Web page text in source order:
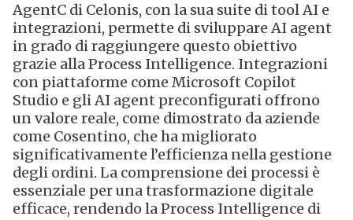
AgentC di Celonis, con la sua suite di tool AI e
integrazioni, permette di sviluppare AI agent
in grado di raggiungere questo obiettivo
grazie alla Process Intelligence. Integrazioni
con piattaforme come Microsoft Copilot
Studio e gli AI agent preconfigurati offrono
un valore reale, come dimostrato da aziende
come Cosentino, che ha migliorato
significativamente l’efficienza nella gestione
degli ordini. La comprensione dei processi è
essenziale per una trasformazione digitale
efficace, rendendo la Process Intelligence di